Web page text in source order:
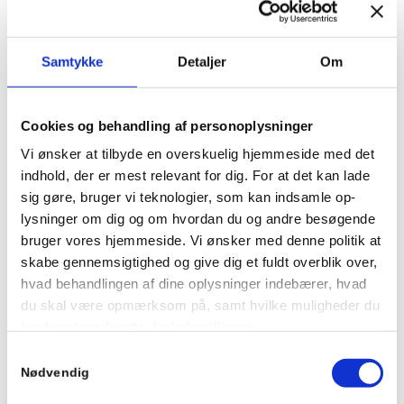
Samtykke Detaljer Om
Cookies og behandling af personoplysninger
Vi ønsker at tilbyde en overskuelig hjemmeside med det
indhold, der er mest relevant for dig. For at det kan lade
sig gøre, bruger vi teknologier, som kan indsamle op-
lysninger om dig og om hvordan du og andre besøgende
bruger vores hjemmeside. Vi ønsker med denne politik at
skabe gennemsigtighed og give dig et fuldt overblik over,
hvad behandlingen af dine oplysninger indebærer, hvad
du skal være opmærksom på, samt hvilke muligheder du
BEHANDLING AF PERSONOPLYSNINGER VED
Nødvendig
hele tiden er der for barnet. Bamsebøgerne kan
uddeles, hvis der er særligt behov for at forberede
barnet på, hvad der skal ske. Bogen ”Oscar, Theo
og et lille bitte hul i hjertet” fungerer som
forældre til, hvordan de kan tale med barnet om
deres oplevelser og følelser. Vi har søgt og fået
bevilliget 24 bamser og 10 bøger.
FAKTA OM KRAMMEBAMSER
Siden 2007 har TrygFonden uddelt isbjørnekrammebamser til børn,
der skal igennem et forløb på et hospital eller en specialklinik i
Danmark. Krammebamserne gør ofte, at mødet med sundhedsvæsenet
bliver mindre ubehageligt, både for barnet og for dets forældre.
Du kan læse mere om krammebamserne på